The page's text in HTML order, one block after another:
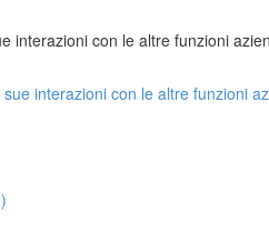
interazioni con le altre funzioni
interazioni con le altre funzioni